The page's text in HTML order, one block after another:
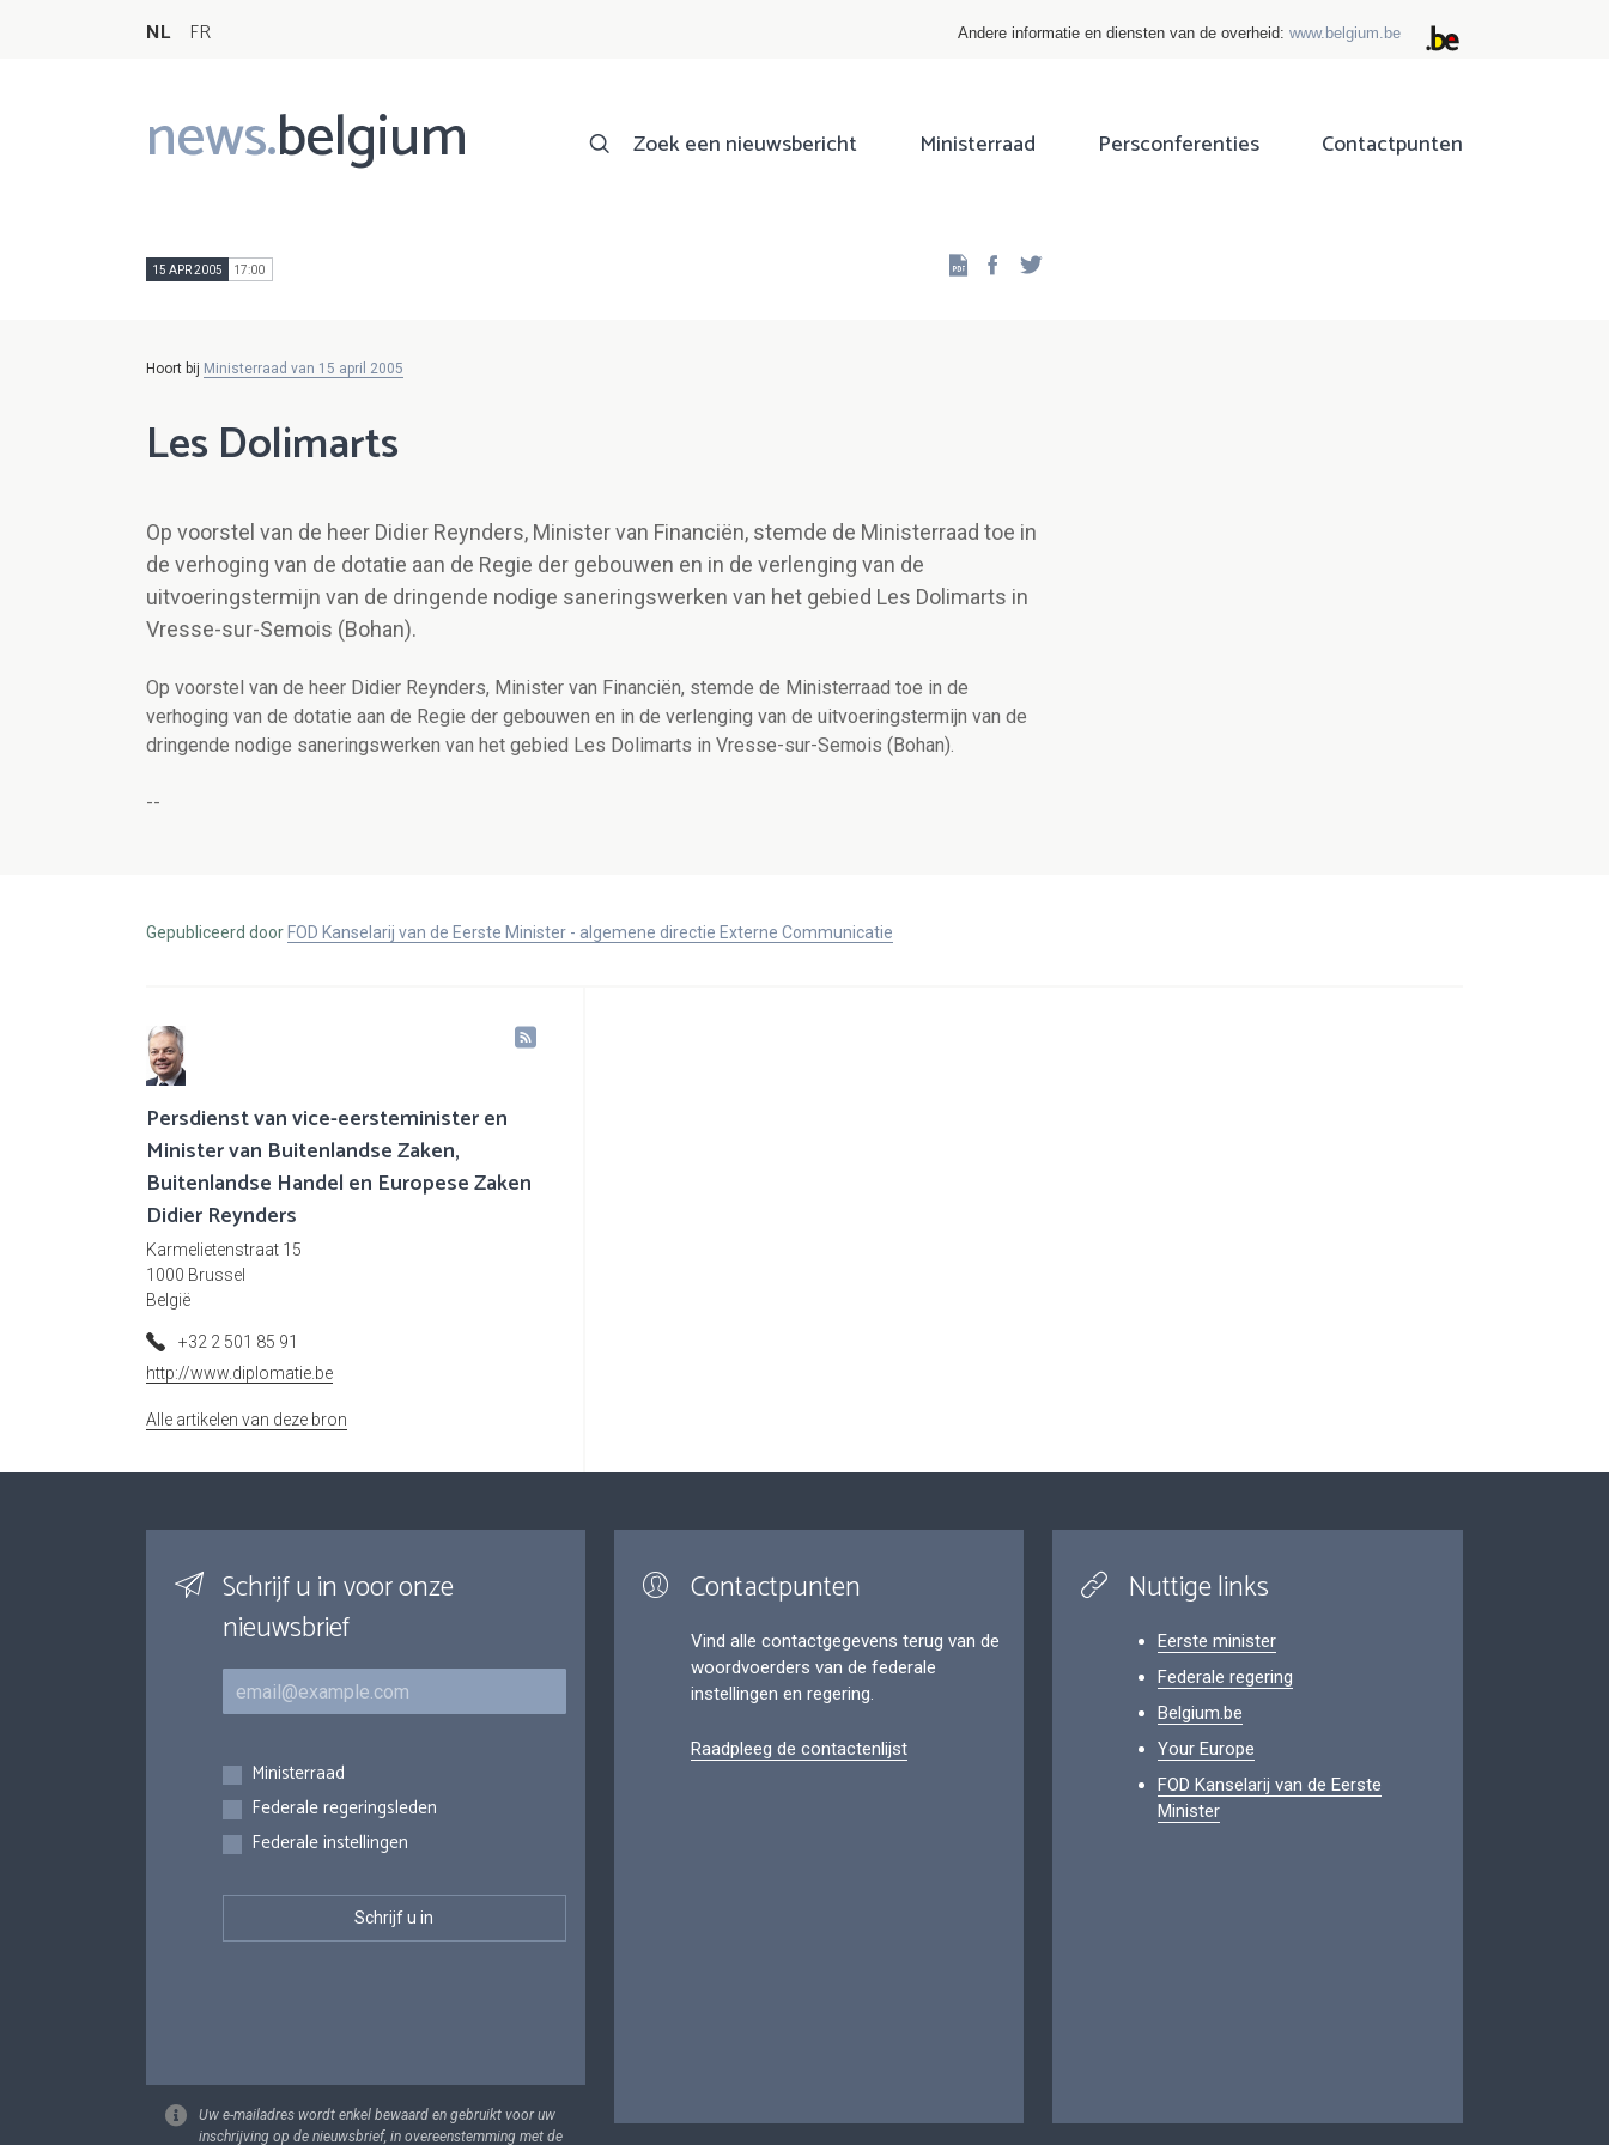
NL FR Andere informatie en diensten van de overheid: www.belgium.be
news.belgium
Main
navigation
Zoek een nieuwsbericht Ministerraad Persconferenties Contactpunten
15 APR 2005 17:00 Facebook
Hoort bij Ministerraad van 15 april 2005
Les Dolimarts
Op voorstel van de heer Didier Reynders, Minister van Financiën, stemde de Ministerraad toe in
de verhoging van de dotatie aan de Regie der gebouwen en in de verlenging van de
uitvoeringstermijn van de dringende nodige saneringswerken van het gebied Les Dolimarts in
Vresse-sur-Semois (Bohan).
Op voorstel van de heer Didier Reynders, Minister van Financiën, stemde de Ministerraad toe in de
verhoging van de dotatie aan de Regie der gebouwen en in de verlenging van de uitvoeringstermijn van de
dringende nodige saneringswerken van het gebied Les Dolimarts in Vresse-sur-Semois (Bohan).
--
Gepubliceerd door FOD Kanselarij van de Eerste Minister - algemene directie Externe Communicatie
Persdienst van vice-eersteminister en
Minister van Buitenlandse Zaken,
Buitenlandse Handel en Europese Zaken
Didier Reynders
Karmelietenstraat 15
1000 Brussel
België
+32 2 501 85 91
http://www.diplomatie.be
Alle artikelen van deze bron
Schrijf u in voor onze
nieuwsbrief
E-mail
Inschrijvingen
Ministerraad
Federale regeringsleden
Federale instellingen
Uw e-mailadres wordt enkel bewaard en gebruikt voor uw
inschrijving op de nieuwsbrief, in overeenstemming met de
Contactpunten
Vind alle contactgegevens terug van de
woordvoerders van de federale
instellingen en regering.
Raadpleeg de contactenlijst
Nuttige links
Eerste minister
Federale regering
Belgium.be
Your Europe
FOD Kanselarij van de Eerste
Minister